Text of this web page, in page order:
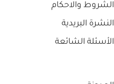
الشروط والاحكام
النشرة البريدية
الأسئلة الشائعة